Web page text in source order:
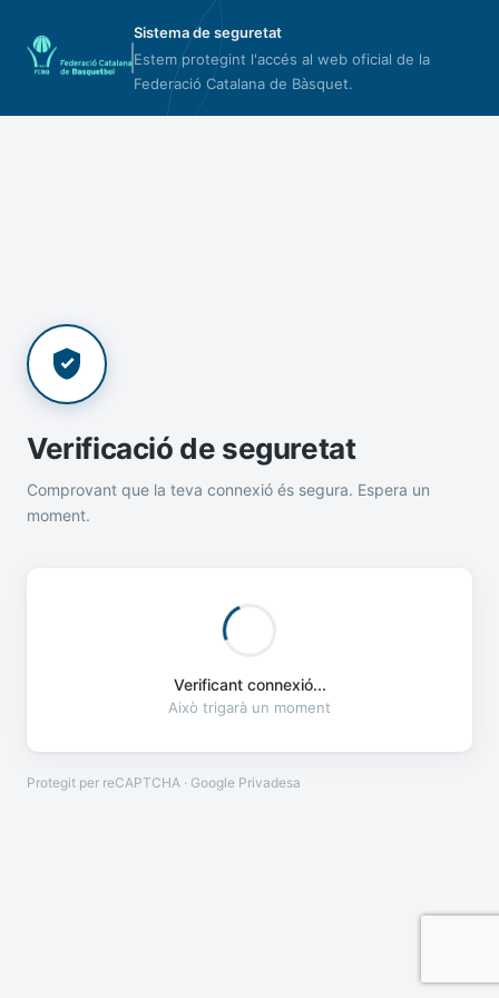
Sistema de seguretat
Estem protegint l'accés al web oficial de la
Federació Catalana de Bàsquet.
Verificació de seguretat
Comprovant que la teva connexió és segura. Espera un
moment.
Verificant connexió...
Això trigarà un moment
Protegit per reCAPTCHA · Google Privadesa